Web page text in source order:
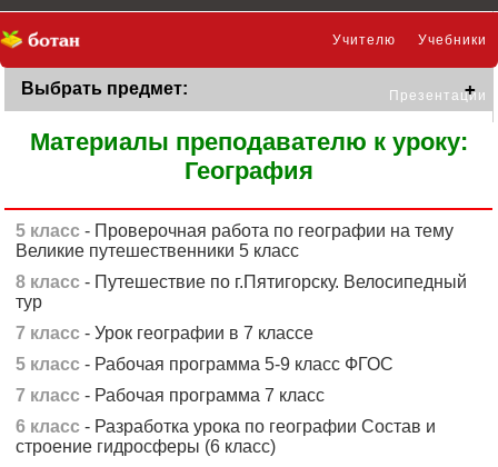
Учебники
Учителю
Презентации
Выбрать предмет:
Материалы преподавателю к уроку:
География
5 класс - Проверочная работа по географии на тему
Великие путешественники 5 класс
8 класс - Путешествие по г.Пятигорску. Велосипедный
тур
7 класс - Урок географии в 7 классе
5 класс - Рабочая программа 5-9 класс ФГОС
7 класс - Рабочая программа 7 класс
6 класс - Разработка урока по географии Состав и
строение гидросферы (6 класс)